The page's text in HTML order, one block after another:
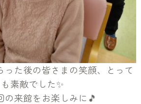
った後の皆さまの笑顔、とって
も素敵でした✨
の来館をお楽しみに🎵